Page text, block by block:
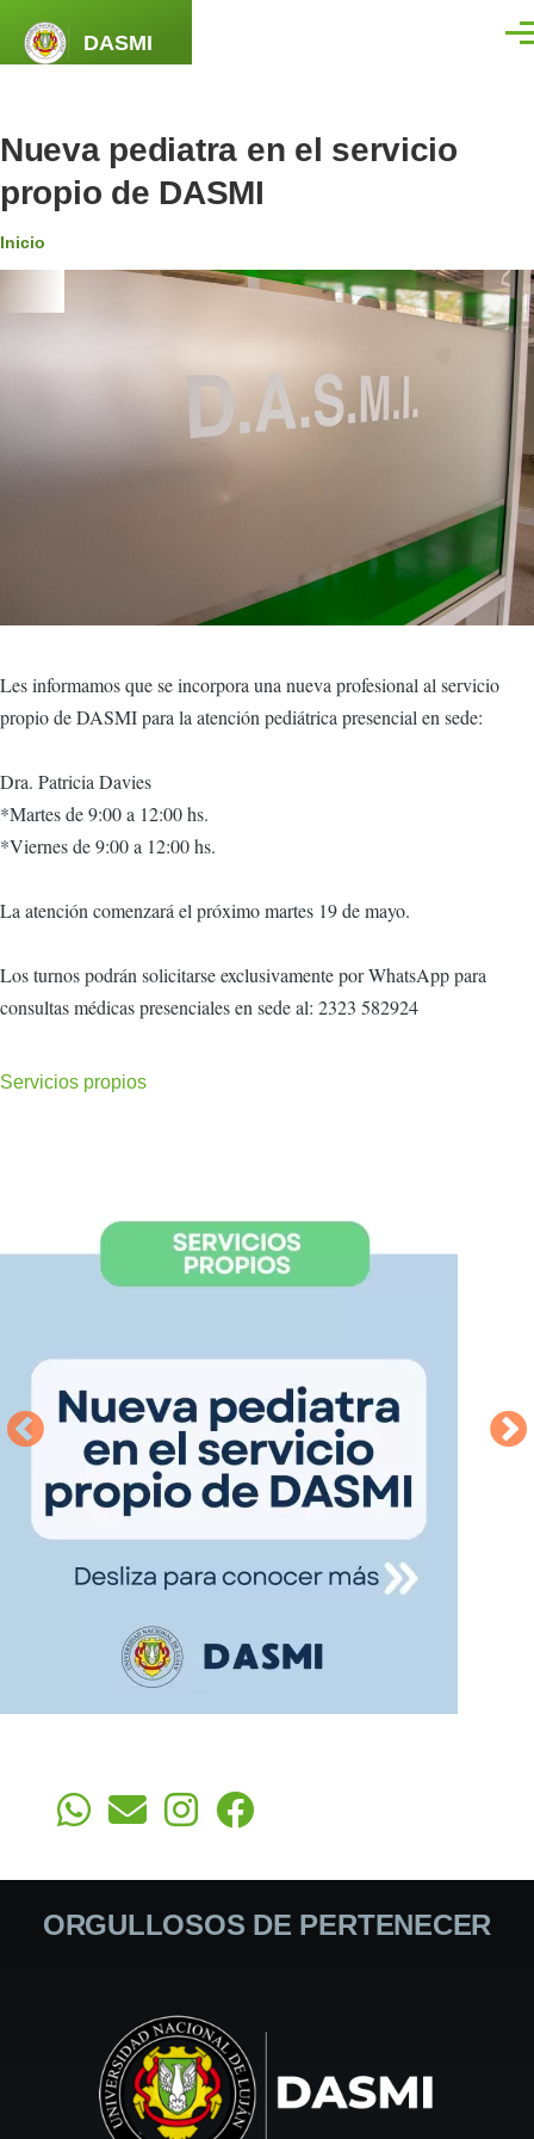
DASMI
Nueva pediatra en el servicio
propio de DASMI
Ruta
navegación
Inicio
Les informamos que se incorpora una nueva profesional al servicio
propio de DASMI para la atención pediátrica presencial en sede:
Dra. Patricia Davies
*Martes de 9:00 a 12:00 hs.
*Viernes de 9:00 a 12:00 hs.
La atención comenzará el próximo martes 19 de mayo.
Los turnos podrán solicitarse exclusivamente por WhatsApp para
consultas médicas presenciales en sede al: 2323 582924
Servicios propios
ORGULLOSOS DE PERTENECER